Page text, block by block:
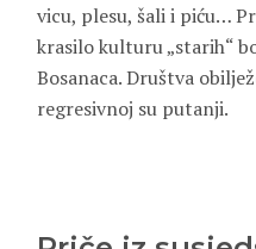
vicu, plesu, šali i piću…
krasilo kulturu „starih“
Bosanaca. Društva
regresivnoj su putanji.